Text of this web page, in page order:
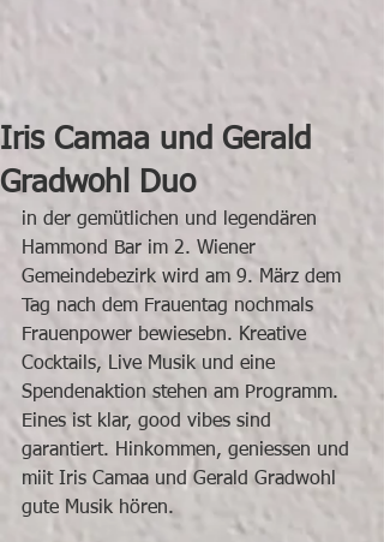
Iris Camaa und Gerald
Gradwohl Duo
in der gemütlichen und legendären
Hammond Bar im 2. Wiener
Gemeindebezirk wird am 9. März dem
Tag nach dem Frauentag nochmals
Frauenpower bewiesebn. Kreative
Cocktails, Live Musik und eine
Spendenaktion stehen am Programm.
Eines ist klar, good vibes sind
garantiert. Hinkommen, geniessen und
miit Iris Camaa und Gerald Gradwohl
gute Musik hören.